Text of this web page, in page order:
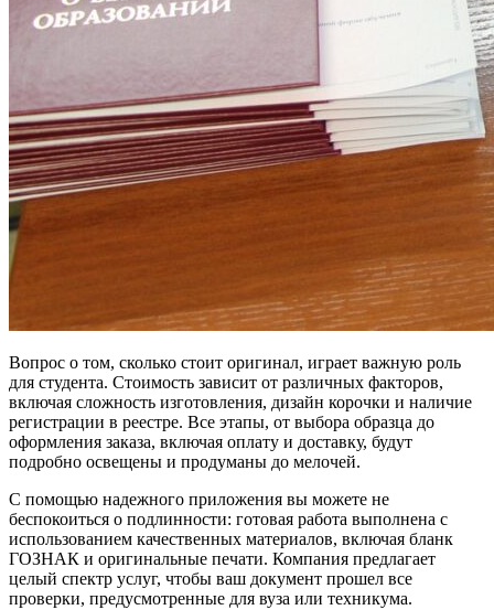
Вопрос о том, сколько стоит оригинал, играет важную роль
для студента. Стоимость зависит от различных факторов,
включая сложность изготовления, дизайн корочки и наличие
регистрации в реестре. Все этапы, от выбора образца до
оформления заказа, включая оплату и доставку, будут
подробно освещены и продуманы до мелочей.
С помощью надежного приложения вы можете не
беспокоиться о подлинности: готовая работа выполнена с
использованием качественных материалов, включая бланк
ГОЗНАК и оригинальные печати. Компания предлагает
целый спектр услуг, чтобы ваш документ прошел все
проверки, предусмотренные для вуза или техникума.